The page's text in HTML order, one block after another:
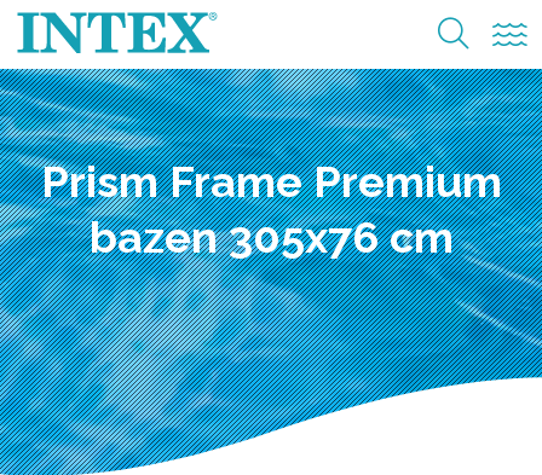
Prism Frame Premium
bazen 305x76 cm